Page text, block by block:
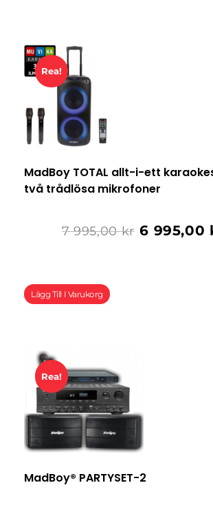
Rea!
MadBoy TOTAL allt-i-ett
två trådlösa mikrofoner
7 995,00kr 6 995,00
Lägg Till I Varukorg
Rea!
MadBoy® PARTYSET-2